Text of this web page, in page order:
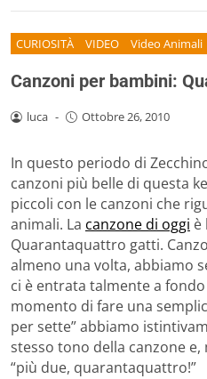
CURIOSITÀ VIDEO Video Animali
Canzoni per bambini:
luca - Ottobre 26, 2010
In questo periodo di
canzoni più belle di questa
piccoli con le canzoni che
animali. La canzone di oggi è
Quarantaquattro gatti.
almeno una volta, abbiamo
ci è entrata talmente a
momento di fare una
per sette” abbiamo
stesso tono della canzone
“più due, quarantaquattro!”